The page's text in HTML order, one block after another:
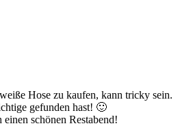
Hose zu kaufen, kann tricky sein.
gefunden hast! 🙂
schönen Restabend!